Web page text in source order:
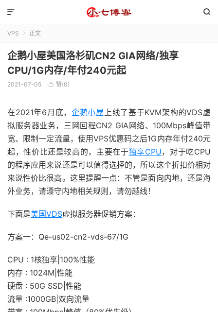


VPS  正文
企鹅小屋美国洛杉矶CN2 GIA网络/独享
CPU/1G内存/年付240元起
2021-07-05  赞(0)
在2021年6月底， 企鹅小屋上线了基于KVM架构的VDS虚
拟服务器业务，三网回程CN2 GIA网络、100Mbps峰值带
宽、限制一定流量，使用VPS优惠码之后1G内存年付240元
起，性价比还是较高的，主要在于独享CPU，对于吃CPU
的程序应用来说还是可以值得选择的，所以这个折扣价相对
来说性价比很高。这里提醒一点：不管是面向内地，还是海
外业务，请遵守内地相关规则，请勿越线！
下面是美国VDS虚拟服务器促销方案：
方案一：Qe-us02-cn2-vds-67/1G
CPU : 1核独享|100%性能
内存 : 1024M|性能
硬盘 : 50G SSD|性能
流量 :1000GB|双向流量